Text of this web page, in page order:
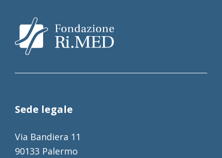
Sede legale
Via Bandiera 11
90133 Palermo